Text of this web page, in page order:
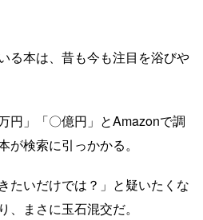
る本は、昔も今も注目を浴びや
円」「〇億円」とAmazonで調
検索に引っかかる。
たいだけでは？」と疑いたくな
、まさに玉石混交だ。